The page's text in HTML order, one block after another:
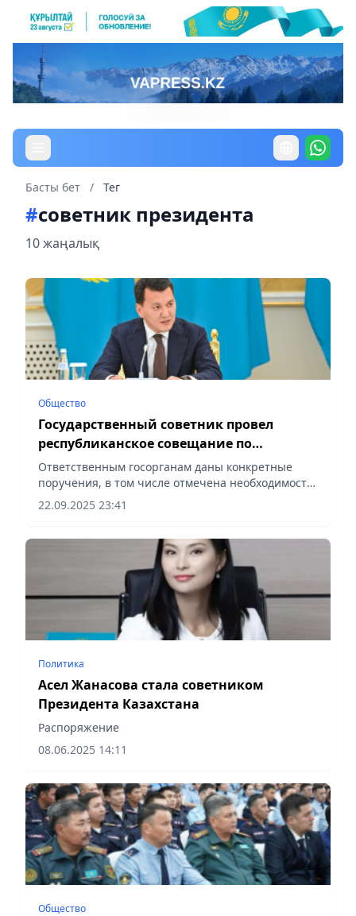
Басты бет / Тег
#советник президента
10 жаңалық
Общество
Государственный советник провел
республиканское совещание по
вопросам внутренней политики
Ответственным госорганам даны конкретные
поручения, в том числе отмечена необходимость
ускоренного внедрения новых подходов работы в
сфере внутренней политики, сообщает Vecher.kz.
22.09.2025 23:41
Политика
Асел Жанасова стала советником
Президента Казахстана
Распоряжение
08.06.2025 14:11
Общество